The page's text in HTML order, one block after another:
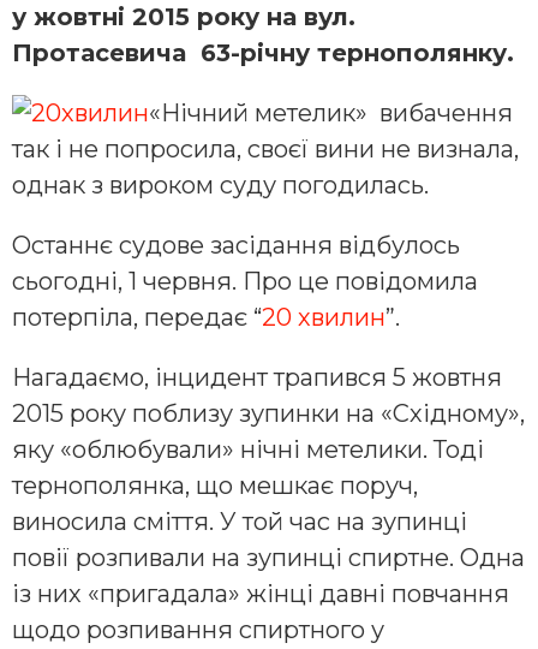
у жовтні 2015 року на вул.
Протасевича 63-річну тернополянку.
«Нічний метелик» вибачення
так і не попросила, своєї вини не визнала,
однак з вироком суду погодилась.
Останнє судове засідання відбулось
сьогодні, 1 червня. Про це повідомила
потерпіла, передає “20 хвилин”.
Нагадаємо, інцидент трапився 5 жовтня
2015 року поблизу зупинки на «Східному»,
яку «облюбували» нічні метелики. Тоді
тернополянка, що мешкає поруч,
виносила сміття. У той час на зупинці
повії розпивали на зупинці спиртне. Одна
із них «пригадала» жінці давні повчання
щодо розпивання спиртного у